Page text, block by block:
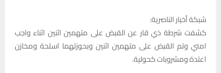
شبكة أخبار الناصرية:
كشفت شرطة ذي قار عن القبض على متهمين اثنين اثناء واجب
امني وتم القبض على متهمين اثنين وبحوزتهما اسلحة ومخازن
اعتدة ومشروبات كحولية.